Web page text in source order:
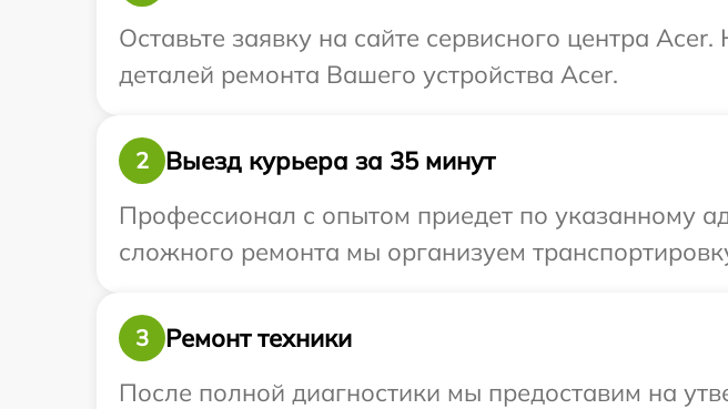
Оставьте заявку на сайте сервисного центра
деталей ремонта Вашего устройства Acer.
2
Выезд курьера за 35 минут
Профессионал с опытом приедет по указанному
сложного ремонта мы организуем
3
Ремонт техники
После полной диагностики мы предоставим на